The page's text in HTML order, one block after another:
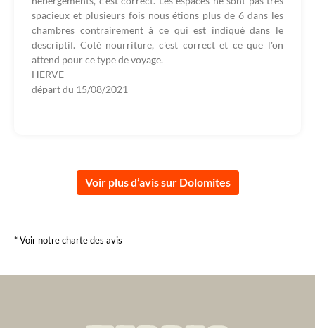
spacieux et plusieurs fois nous étions plus de 6 dans les
chambres contrairement à ce qui est indiqué dans le
descriptif. Coté nourriture, c'est correct et ce que l'on
attend pour ce type de voyage.
HERVE
départ du 15/08/2021
Voir plus d’avis sur Dolomites
* Voir notre charte des avis